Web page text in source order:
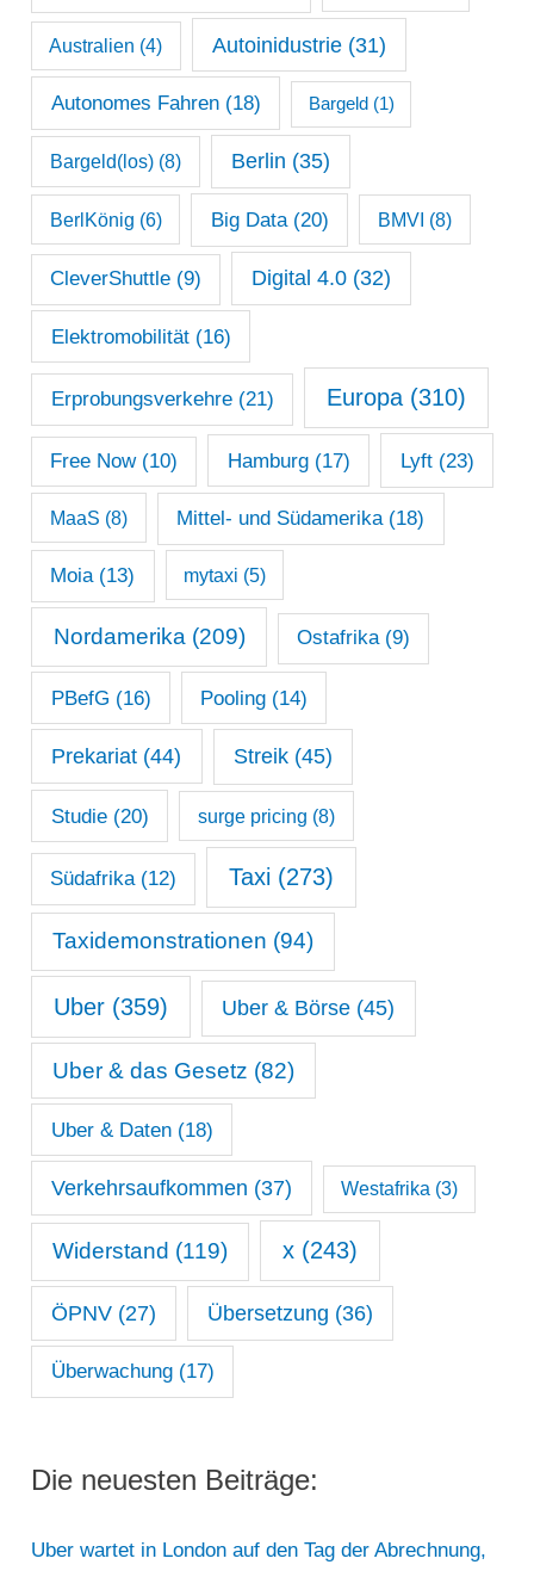
a
h
Australien (4) Autoinidustrie(31)
Autonomes Fahren(18) Bargeld(1)
Bargeld(los)(8) Berlin (35)
BerlKönig (6) Big Data(20) BMVI (8)
CleverShuttle (9) Digital 4.0(32)
Elektromobilität(16)
Erprobungsverkehre(21) Europa (310)
Free Now(10) Hamburg(17) Lyft(23)
MaaS (8) Mittel- und Südamerika(18)
Moia(13) mytaxi (5)
Nordamerika (209) Ostafrika(9)
PBefG (16) Pooling (14)
Prekariat (44) Streik(45)
Studie(20) surge pricing (8)
Südafrika(12) Taxi (273)
Taxidemonstrationen (94)
Uber (359) Uber & Börse (45)
Uber & das Gesetz (82)
Uber & Daten(18)
Verkehrsaufkommen (37) Westafrika (3)
Widerstand (119) x(243)
ÖPNV(27) Übersetzung (36)
Überwachung(17)
Die neuesten Beiträge:
Uber wartet in London auf den Tag der Abrechnung,